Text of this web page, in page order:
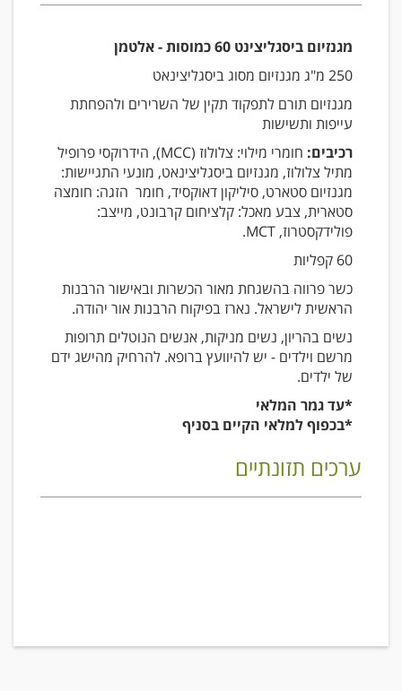
מגנזיום ביסגליצינט 60 כמוסות - אלטמן
250 מ"ג מגנזיום מסוג ביסגליצינאט
מגנזיום תורם לתפקוד תקין של השרירים ולהפחתת
עייפות ותשישות
רכיבים:
חומרי מילוי: צלולוז (MCC), הידרוקסי פרופיל
מתיל צלולוז, מגנזיום ביסגליצינאט, מונעי התגיישות:
מגנזיום סטארט, סיליקון דאוקסיד, חומר הזגה: חומצה
סטארית, צבע מאכל: קלציחום קרבונט, מייצב:
פולידקסטרוז, MCT.
60 קפליות
כשר פרווה בהשגחת מאור הכשרות ובאישור הרבנות
הראשית לישראל. נארז בפיקוח הרבנות אור יהודה.
נשים בהריון, נשים מניקות, אנשים הנוטלים תרופות
מרשם וילדים - יש להיוועץ ברופא. להרחיק מהישג ידם
של ילדים.
*עד גמר המלאי
*בכפוף למלאי הקיים בסניף
ערכים תזונתיים